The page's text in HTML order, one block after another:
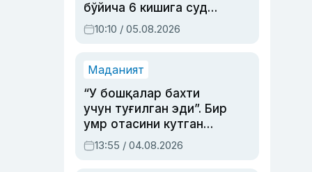
бўйича 6 кишига суд
ҳукми ўқилди
10:10 / 05.08.2026
Маданият
“У бошқалар бахти
учун туғилган эди”. Бир
умр отасини кутган
актриса ва дубльяж
устаси Римма
13:55 / 04.08.2026